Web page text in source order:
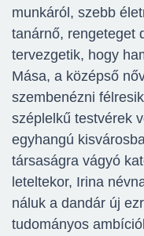
munkáról, szebb
tanárnő, rengeteget
tervezgetik, hogy
Mása, a középső
szembenézni
széplelkű testvérek
egyhangú
társaságra vágyó
leteltekor, Irina
náluk a dandár új
tudományos